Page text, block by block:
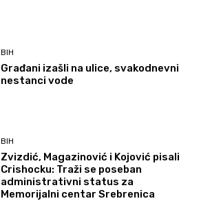
BIH
Građani izašli na ulice, svakodnevni
nestanci vode
BIH
Zvizdić, Magazinović i Kojović pisali
Crishocku: Traži se poseban
administrativni status za
Memorijalni centar Srebrenica